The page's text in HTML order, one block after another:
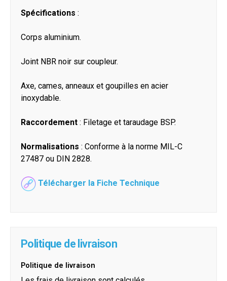
Spécifications :
Corps aluminium.
Joint NBR noir sur coupleur.
Axe, cames, anneaux et goupilles en acier
inoxydable.
Raccordement : Filetage et taraudage BSP.
Normalisations : Conforme à la norme MIL-C
27487 ou DIN 2828.
Télécharger la Fiche Technique
Politique de livraison
Politique de livraison